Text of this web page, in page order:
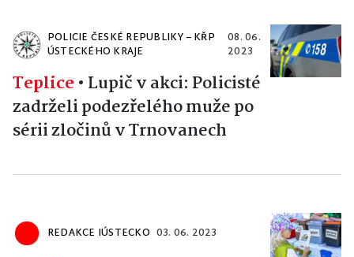
POLICIE ČESKÉ REPUBLIKY – KŘP
ÚSTECKÉHO KRAJE
08. 06.
2023
Teplice • Lupič v akci: Policisté
zadrželi podezřelého muže po
sérii zločinů v Trnovanech
REDAKCE IÚSTECKO 03. 06. 2023